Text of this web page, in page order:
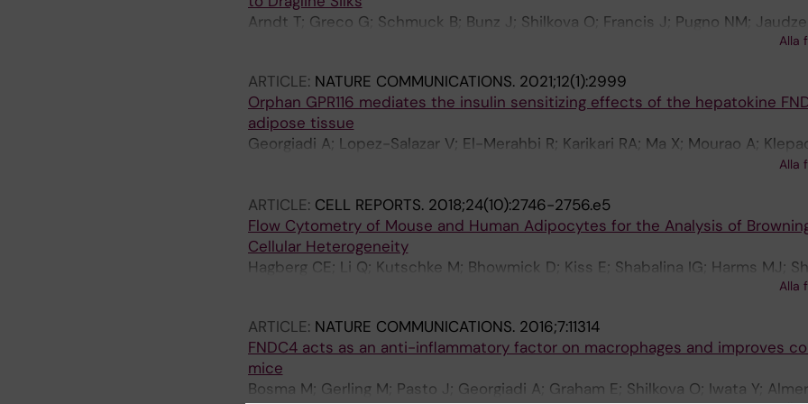
Arndt T; Greco G; Schmuck B; Bunz J; Shilkova O; Francis J; Pugno NM;
Alla
ARTICLE: NATURE COMMUNICATIONS. 2021;12(1):2999
Orphan GPR116 mediates the insulin sensitizing effects of the hepatokine
adipose tissue
Georgiadi A; Lopez-Salazar V; El-Merahbi R; Karikari RA; Ma X; Mourao A;
L; Alfaro AJ; Kaczmarek I; Linford A; Bosma M; Shilkova O; Ritvos O; Nakamura
Blutke A; Fischer K; Muller TD; Kessler K; Schoneberg T; Thor D; Hornemann S;
Nawroth P; Pivovarova-Ramich O; Pfeiffer AFH; Sattler M; Bluher M; Herzig S
Alla
ARTICLE: CELL REPORTS. 2018;24(10):2746-2756.e5
Flow Cytometry of Mouse and Human Adipocytes for the Analysis of
Cellular Heterogeneity
Hagberg CE; Li Q; Kutschke M; Bhowmick D; Kiss E; Shabalina IG; Harms MJ;
Alla
ARTICLE: NATURE COMMUNICATIONS. 2016;7:11314
FNDC4 acts as an anti-inflammatory factor on macrophages and improves
mice
Bosma M; Gerling M; Pasto J; Georgiadi A; Graham E; Shilkova O; Iwata Y;